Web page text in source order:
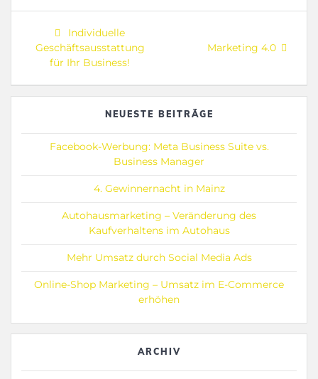
Beitragsnavigation
Previous
post:
Individuelle
Geschäftsausstattung
für Ihr Business!
Next
Marketing 4.0
NEUESTE BEITRÄGE
Facebook-Werbung: Meta Business Suite vs.
Business Manager
4. Gewinnernacht in Mainz
Autohausmarketing – Veränderung des
Kaufverhaltens im Autohaus
Mehr Umsatz durch Social Media Ads
Online-Shop Marketing – Umsatz im E-Commerce
erhöhen
ARCHIV